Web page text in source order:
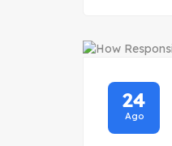
24
Ago